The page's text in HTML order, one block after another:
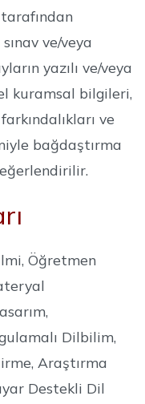
ve/veya
yazılı ve/veya
kuramsal bilgileri,
ve
bağdaştırma
Öğretmen
Dilbilim,
Araştırma
Destekli Dil